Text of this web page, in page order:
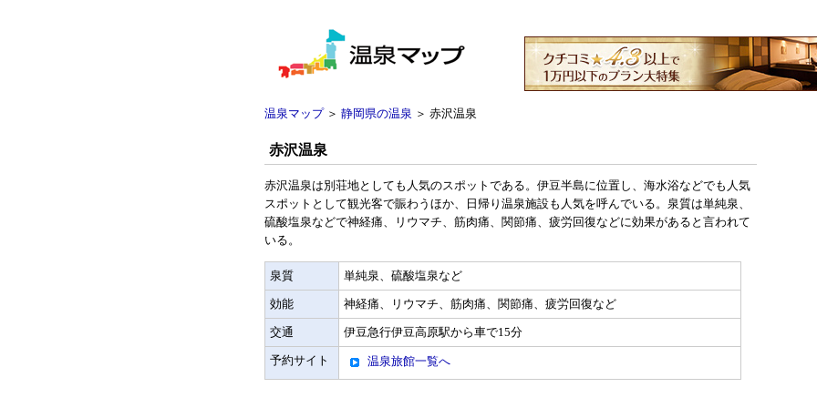
温泉マップ＞ 静岡県の温泉 ＞ 赤沢温泉
赤沢温泉
赤沢温泉は別荘地としても人気のスポットである。伊豆半島に位置し、海水浴などでも人気
スポットとして観光客で賑わうほか、日帰り温泉施設も人気を呼んでいる。泉質は単純泉、
硫酸塩泉などで神経痛、リウマチ、筋肉痛、関節痛、疲労回復などに効果があると言われて
いる。
泉質 単純泉、硫酸塩泉など
効能 神経痛、リウマチ、筋肉痛、関節痛、疲労回復など
交通 伊豆急行伊豆高原駅から車で15分
予約サイト 温泉旅館一覧へ